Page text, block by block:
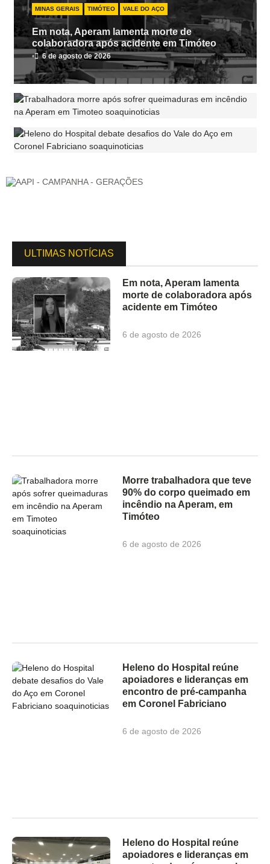
MINAS GERAIS TIMÓTEO VALE DO AÇO
Em nota, Aperam lamenta morte de
colaboradora após acidente em Timóteo
• 6 de agosto de 2026
TIMÓTEO VALE DO AÇO
Morre trabalhadora que teve 90% do corpo
queimado em incêndio na Aperam, em
Timóteo
ELEIÇÃO 2026 VALE DO AÇO
lideranças em encontro de pré-campanha em
Coronel Fabriciano
ULTIMAS NOTÍCIAS
Em nota, Aperam lamenta
morte de colaboradora após
acidente em Timóteo
6 de agosto de 2026
Morre trabalhadora que teve
90% do corpo queimado em
incêndio na Aperam, em
Timóteo
6 de agosto de 2026
Heleno do Hospital reúne
apoiadores e lideranças em
encontro de pré-campanha
em Coronel Fabriciano
6 de agosto de 2026
Heleno do Hospital reúne
apoiadores e lideranças em